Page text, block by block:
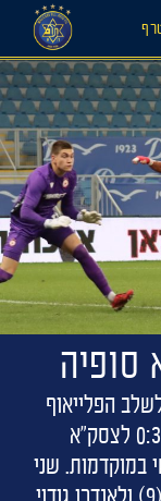
הפלייאוף
של הליגה האירופית, לאחר שנחלה הפסד 0:3 לצסק"א
במוקדמות. שני